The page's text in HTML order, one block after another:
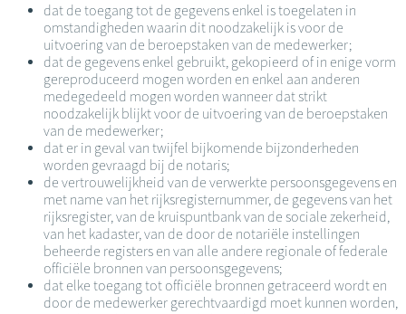
dat de toegang tot de gegevens enkel is toegelaten in
omstandigheden waarin dit noodzakelijk is voor de
uitvoering van de beroepstaken van de medewerker;
dat de gegevens enkel gebruikt, gekopieerd of in enige vorm
gereproduceerd mogen worden en enkel aan anderen
medegedeeld mogen worden wanneer dat strikt
noodzakelijk blijkt voor de uitvoering van de beroepstaken
van de medewerker;
dat er in geval van twijfel bijkomende bijzonderheden
worden gevraagd bij de notaris;
de vertrouwelijkheid van de verwerkte persoonsgegevens en
met name van het rijksregisternummer, de gegevens van het
rijksregister, van de kruispuntbank van de sociale zekerheid,
van het kadaster, van de door de notariële instellingen
beheerde registers en van alle andere regionale of federale
officiële bronnen van persoonsgegevens;
dat elke toegang tot officiële bronnen getraceerd wordt en
door de medewerker gerechtvaardigd moet kunnen worden,